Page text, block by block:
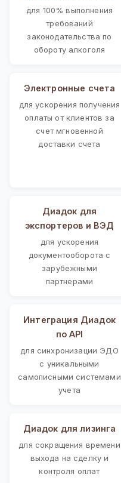
для 100% выполнения
требований
законодательства по
обороту алкоголя
Электронные счета
для ускорения получения
оплаты от клиентов за
счет мгновенной
доставки счета
Диадок для
экспортеров и ВЭД
для ускорения
документооборота с
зарубежными
партнерами
Интеграция Диадок
по API
для синхронизации ЭДО
с уникальными
самописными системами
учета
Диадок для лизинга
для сокращения времени
выхода на сделку и
контроля оплат